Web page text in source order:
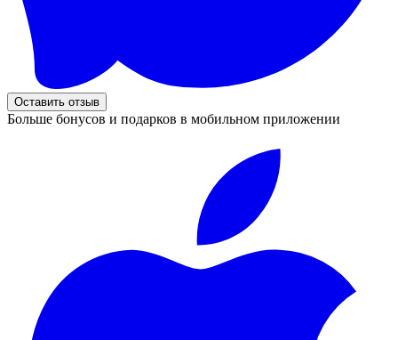
Оставить отзыв
Больше бонусов и подарков в мобильном приложении